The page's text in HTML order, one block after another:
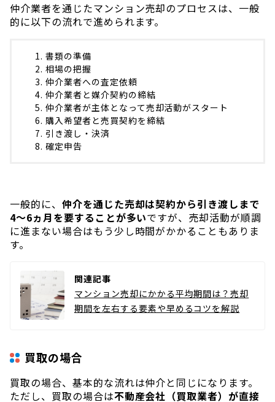
仲介業者を通じたマンション売却のプロセスは、一般
的に以下の流れで進められます。
書類の準備
相場の把握
仲介業者への査定依頼
仲介業者と媒介契約の締結
仲介業者が主体となって売却活動がスタート
購入希望者と売買契約を締結
引き渡し・決済
確定申告
一般的に、 仲介を通じた売却は契約から引き渡しまで
4〜6ヵ月を要することが多いですが、売却活動が順調
に進まない場合はもう少し時間がかかることもありま
す。
関連記事
マンション売却にかかる平均期間は？売却
期間を左右する要素や早めるコツを解説
買取の場合
買取の場合、基本的な流れは仲介と同じになります。
ただし、買取の場合は不動産会社（買取業者）が直接